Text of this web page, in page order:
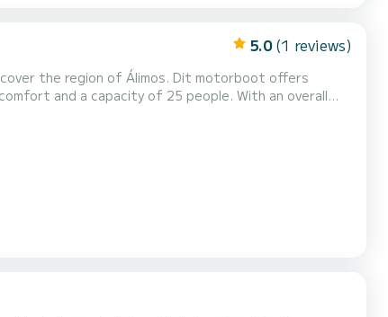
5.0 (1 reviews)
the region of Álimos. Dit motorboot offers
water in the surroundings of Álimos Voor uw